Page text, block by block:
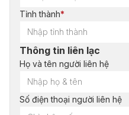
Tỉnh thành*
Thông tin liên lạc
Họ và tên người liên hệ
Số điện thoại người liên hệ